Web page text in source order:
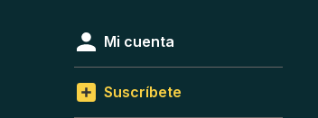
Mi cuenta
Suscríbete